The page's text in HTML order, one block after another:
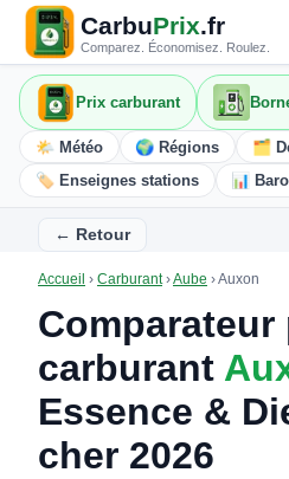
CarbuPrix.fr
Comparez. Économisez. Roulez.
Prix carburant
🌤️ Météo 🌍 Régions
🗂️
🏷️ Enseignes stations
📊
← Retour
Accueil › Carburant›Aube ›Auxon
Comparateur
carburant
Essence &
cher 2026